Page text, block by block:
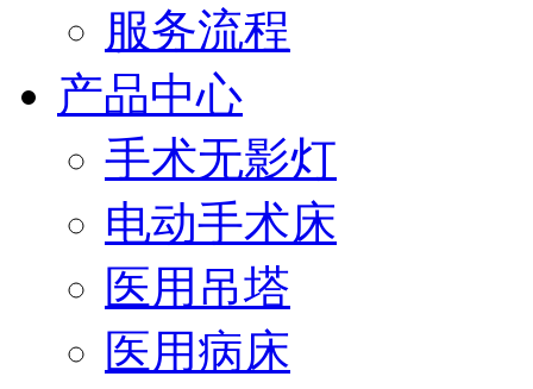
服务流程
产品中心
手术无影灯
电动手术床
医用吊塔
医用病床